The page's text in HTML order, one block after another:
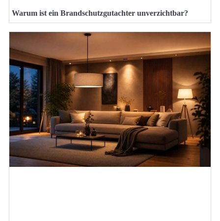
Warum ist ein Brandschutzgutachter unverzichtbar?